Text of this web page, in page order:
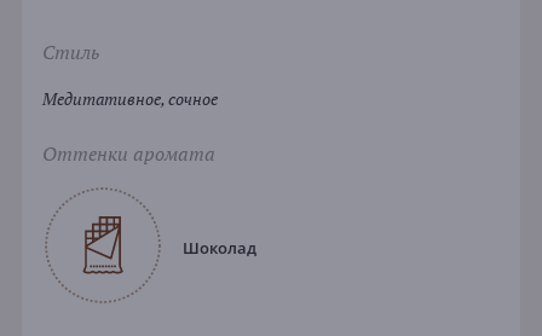
Стиль
Медитативное, сочное
Оттенки аромата
Шоколад